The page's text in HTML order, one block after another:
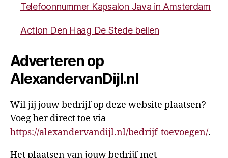
Telefoonnummer Kapsalon Java in Amsterdam
Action Den Haag De Stede bellen
Adverteren op
AlexandervanDijl.nl
Wil jij jouw bedrijf op deze website plaatsen?
Voeg her direct toe via
https://alexandervandijl.nl/bedrijf-toevoegen/.
Het plaatsen van jouw bedrijf met